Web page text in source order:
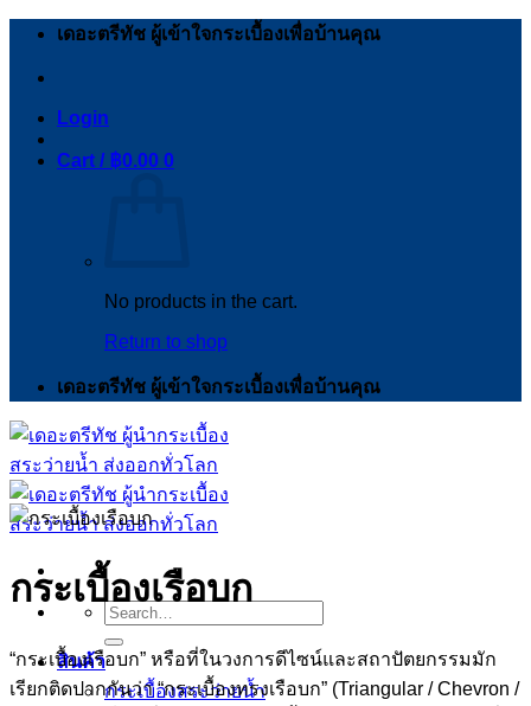
Skip
เดอะตรีทัช ผู้เข้าใจกระเบื้องเพื่อบ้านคุณ
Login
Cart / ฿0.00 0
No products in the cart.
Return to shop
เดอะตรีทัช ผู้เข้าใจกระเบื้องเพื่อบ้านคุณ
Search
for:
สินค้า
กระเบื้องสระว่ายนํ้า
กระเบื้องเรือบก
“กระเบื้องเรือบก” หรือที่ในวงการดีไซน์และสถาปัตยกรรมมัก
เรียกติดปากกันว่า “กระเบื้องทรงเรือบก” (Triangular / Chevron /